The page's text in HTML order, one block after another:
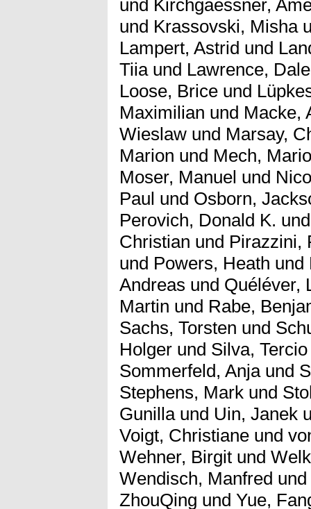
und Kirchgaessner,
und Krassovski, Misha
Lampert, Astrid und
Tiiaund Lawrence, Dale
Loose, Brice und
Maximilian und Macke,
Wieslaw und Marsay,
Marion und Mech, Mario
Moser, Manuel und
Paul und Osborn,
Perovich, Donald K.
Christian und Pirazzini,
und Powers, Heath und
Andreas und Quéléver,
Martin und Rabe,
Sachs, Torsten und
Holger und Silva, Tercio
Sommerfeld, Anjaund
Stephens, Mark und
Gunillaund Uin, Janek
Voigt, Christiane und
Wehner, Birgit und
Wendisch, Manfred und
ZhouQing und Yue,